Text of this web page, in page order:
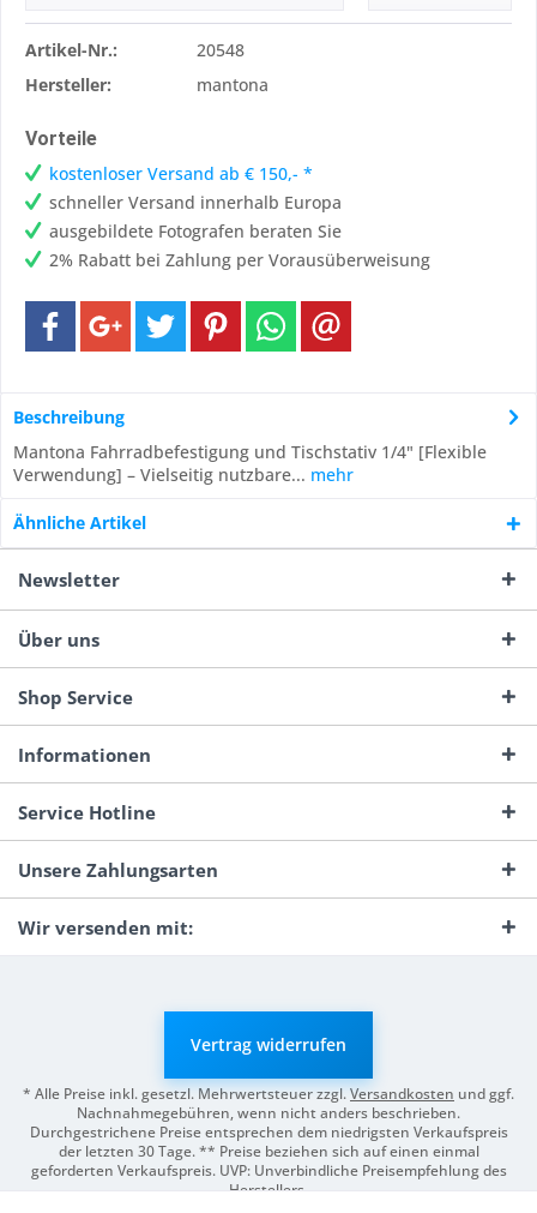
Artikel-Nr.:
20548
Hersteller:
mantona
Vorteile
kostenloser Versand ab € 150,- *
schneller Versand innerhalb Europa
ausgebildete Fotografen beraten Sie
2% Rabatt bei Zahlung per Vorausüberweisung
Beschreibung
Mantona Fahrradbefestigung und Tischstativ 1/4" [Flexible
Verwendung] – Vielseitig nutzbare... mehr
Ähnliche Artikel
Newsletter
Über uns
Shop Service
Informationen
Service Hotline
Unsere Zahlungsarten
Wir versenden mit:
Vertrag widerrufen
* Alle Preise inkl. gesetzl. Mehrwertsteuer zzgl.Versandkosten und ggf.
Nachnahmegebühren, wenn nicht anders beschrieben.
Durchgestrichene Preise entsprechen dem niedrigsten Verkaufspreis
der letzten 30 Tage. ** Preise beziehen sich auf einen einmal
geforderten Verkaufspreis. UVP: Unverbindliche Preisempfehlung des
Herstellers.